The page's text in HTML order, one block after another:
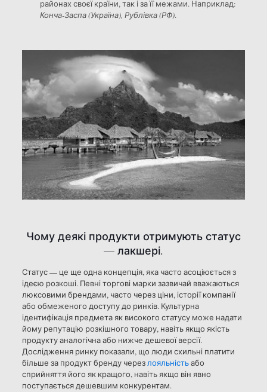
районах своєї країни, так і за її межами. Наприклад:
Конча-Заспа (Україна), Рублівка (РФ).
Чому деякі продукти отримують статус
— лакшері.
Статус — це ще одна концепція, яка часто асоціюється з
ідеєю розкоші. Певні торгові марки зазвичай вважаються
люксовими брендами, часто через ціни, історії компанії
або обмеженого доступу до ринків. Культурна
ідентифікація предмета як високого статусу може надати
йому репутацію розкішного товару, навіть якщо якість
продукту аналогічна або нижче дешевої версії.
Дослідження ринку показали, що люди схильні платити
більше за продукт бренду черезлояльністьабо
сприйняття його як кращого, навіть якщо він явно
поступається дешевшим конкурентам.